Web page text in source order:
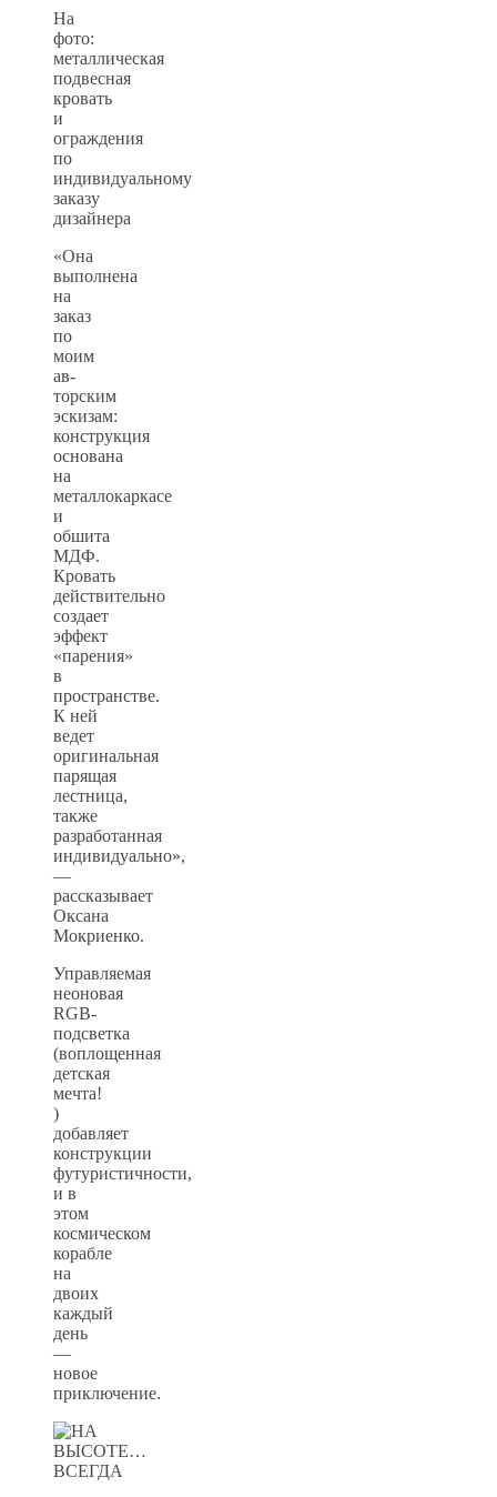
На
фото:
металлическая
подвесная
кровать
и
ограждения
по
индивидуальному
заказу
дизайнера
«Она
выполнена
на
заказ
по
моим
ав-
торским
эскизам:
конструкция
основана
на
металлокаркасе
и
обшита
МДФ.
Кровать
действительно
создает
эффект
«парения»
в
пространстве.
К ней
ведет
оригинальная
парящая
лестница,
также
разработанная
индивидуально»,
—
рассказывает
Оксана
Мокриенко.
Управляемая
неоновая
RGB-
подсветка
(воплощенная
детская
мечта!
)
добавляет
конструкции
футуристичности,
и в
этом
космическом
корабле
на
двоих
каждый
день
—
новое
приключение.